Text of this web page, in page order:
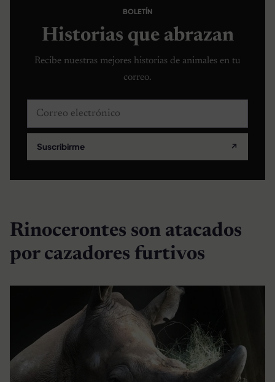
BOLETÍN
Historias que abrazan
Recibe nuestras mejores historias de animales en tu
correo.
Correo electrónico
Suscribirme ↗
Rinocerontes son atacados
por cazadores furtivos